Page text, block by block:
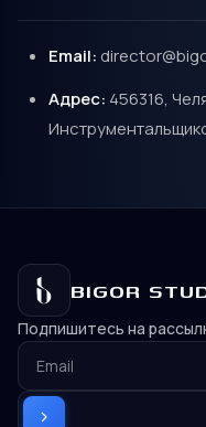
Email:
Адрес: 456316,
BIGOR
Подпишитесь на